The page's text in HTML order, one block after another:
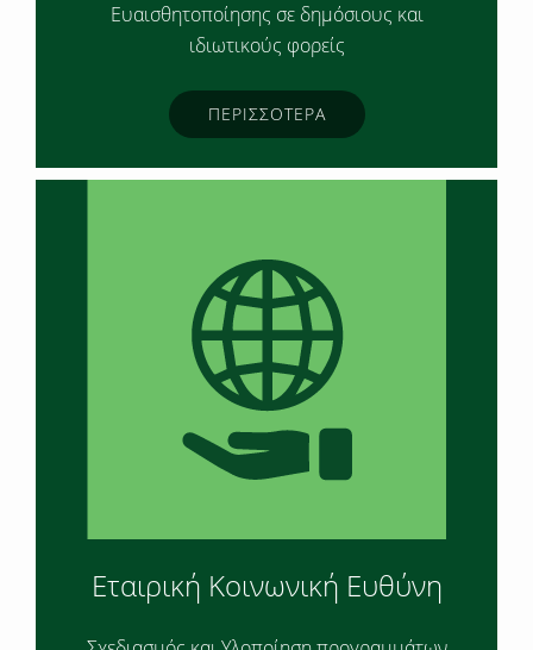
Ευαισθητοποίησης σε δημόσιους και
ιδιωτικούς φορείς
ΠΕΡΙΣΣΟΤΕΡΑ
Εταιρική Κοινωνική Ευθύνη